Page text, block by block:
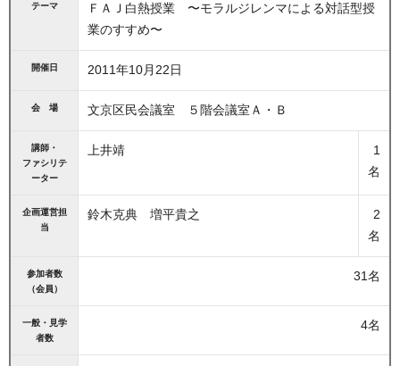
テーマ
ＦＡＪ白熱授業 〜モラルジレンマによる対話型授
業のすすめ〜
開催日 2011年10月22日
会 場 文京区民会議室 ５階会議室Ａ・Ｂ
講師・
ファシリテ
ーター
上井靖
1
名
企画運営担
当
鈴木克典 増平貴之
2
名
参加者数
（会員）
31名
一般・見学
者数
4名